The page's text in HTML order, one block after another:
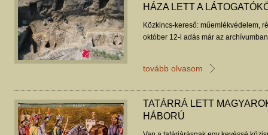
HÁZA LETT A
Közkincs-kereső: műemlékvédelem,
október 12-i adás már az
tovább olvasom
TATÁRRÁ LETT
HÁBORÚ